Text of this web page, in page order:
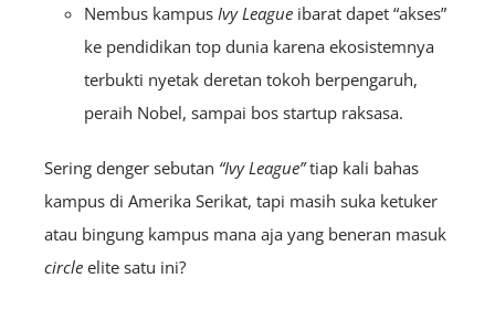
Nembus kampus Ivy League ibarat dapet “akses”
ke pendidikan top dunia karena ekosistemnya
terbukti nyetak deretan tokoh berpengaruh,
peraih Nobel, sampai bos startup raksasa.
Sering denger sebutan “Ivy League”tiap kali bahas
kampus di Amerika Serikat, tapi masih suka ketuker
atau bingung kampus mana aja yang beneran masuk
circle elite satu ini?